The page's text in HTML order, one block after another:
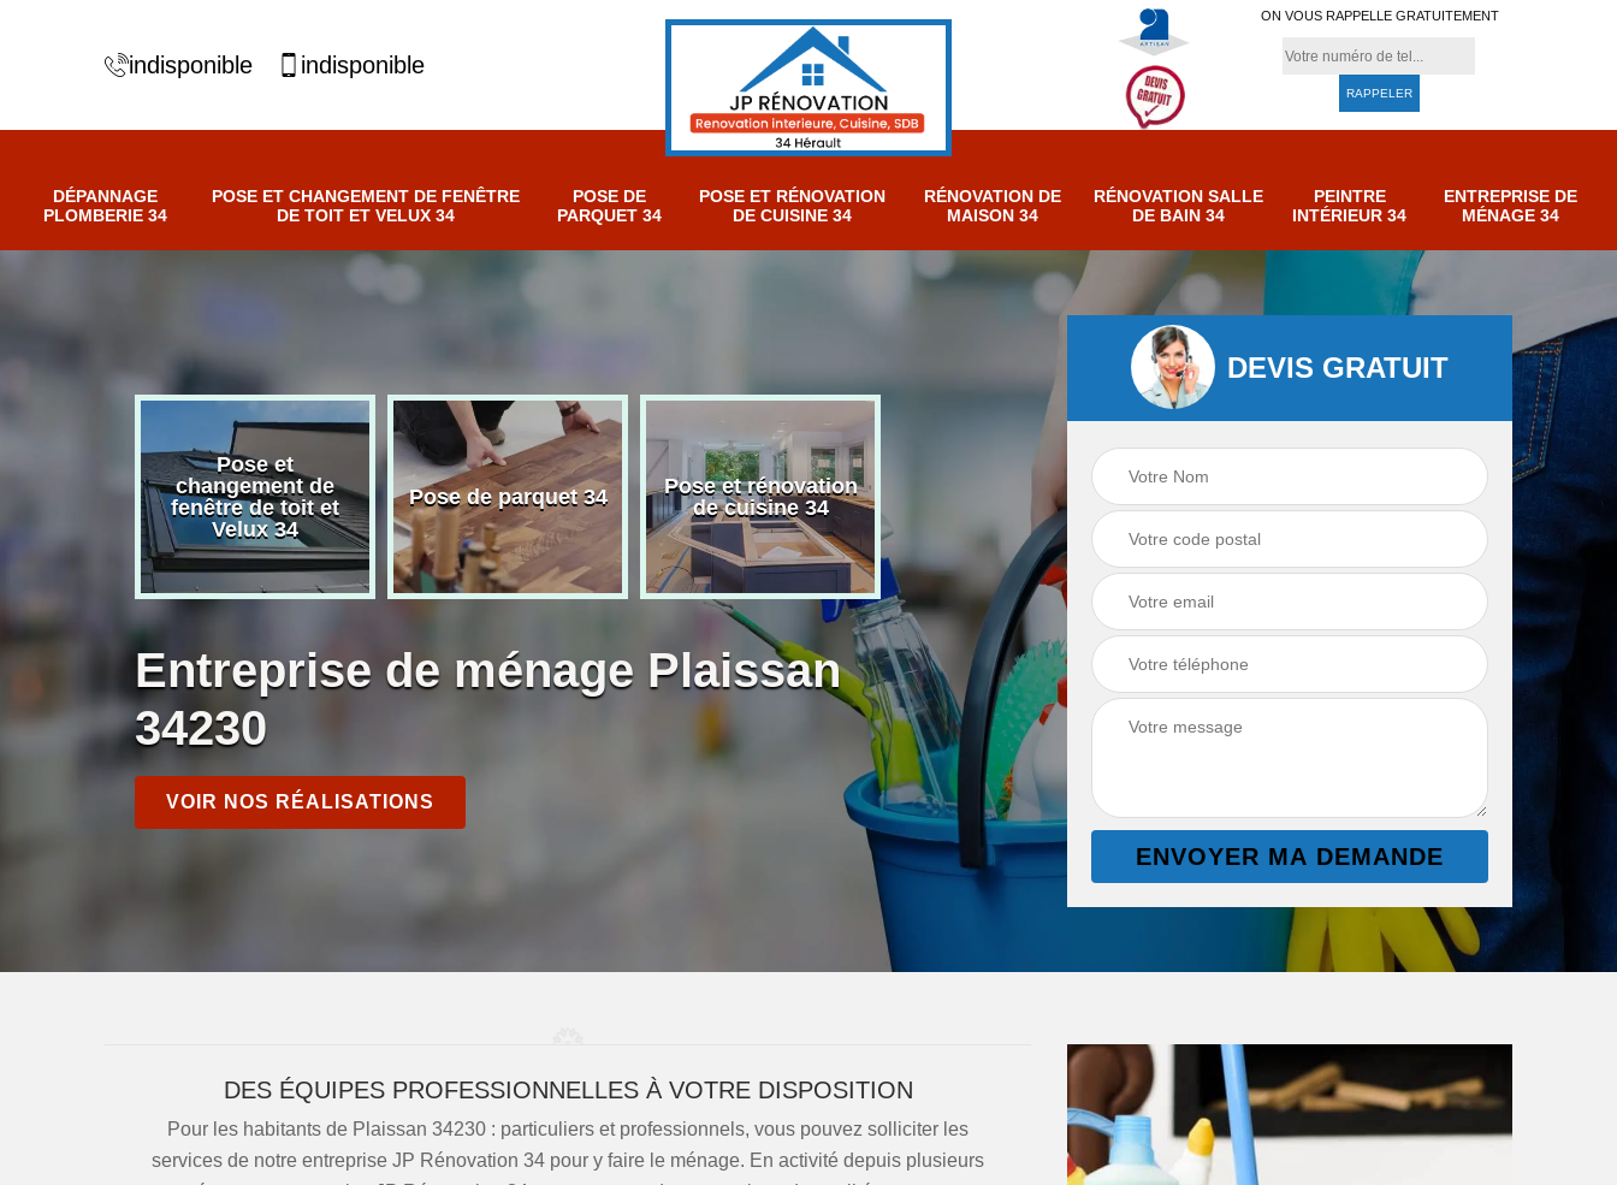
indisponible indisponible
ON VOUS RAPPELLE GRATUITEMENT
DÉPANNAGE
PLOMBERIE 34
POSE ET CHANGEMENT DE FENÊTRE
DE TOIT ET VELUX 34
POSE DE
PARQUET 34
POSE ET RÉNOVATION
DE CUISINE 34
RÉNOVATION DE
MAISON 34
RÉNOVATION SALLE
DE BAIN 34
PEINTRE
INTÉRIEUR 34
ENTREPRISE DE
MÉNAGE 34
Pose et
changement de
fenêtre de toit et
Velux 34
Pose de parquet 34
Pose et rénovation
de cuisine 34
Rénovation salle de
Entreprise de
ménage 34
Entreprise de ménage Plaissan
34230
VOIR NOS RÉALISATIONS
DEVIS GRATUIT
DES ÉQUIPES PROFESSIONNELLES À VOTRE DISPOSITION
Pour les habitants de Plaissan 34230 : particuliers et professionnels, vous pouvez solliciter les
services de notre entreprise JP Rénovation 34 pour y faire le ménage. En activité depuis plusieurs